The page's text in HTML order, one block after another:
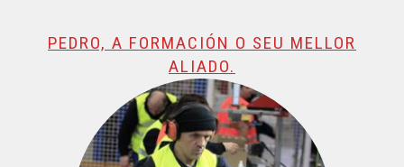
@name, visualizando página 1 de 1
PEDRO, A FORMACIÓN O SEU MELLOR
ALIADO.